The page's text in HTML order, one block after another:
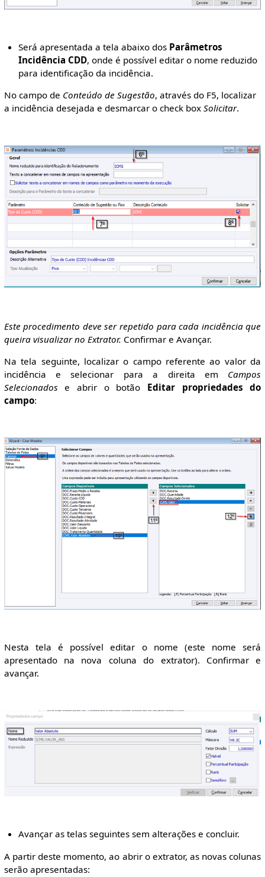
Será apresentada a tela abaixo dos Parâmetros
Incidência CDD, onde é possível editar o nome reduzido
para identificação da incidência.
No campo de Conteúdo de Sugestão, através do F5, localizar
a incidência desejada e desmarcar o check box Solicitar.
Este procedimento deve ser repetido para cada incidência que
queira visualizar no Extrator. Confirmar e Avançar.
Na tela seguinte, localizar o campo referente ao valor da
incidência e selecionar para a direita em Campos
Selecionados e abrir o botão Editar propriedades do
campo:
Nesta tela é possível editar o nome (este nome será
apresentado na nova coluna do extrator). Confirmar e
avançar.
Avançar as telas seguintes sem alterações e concluir.
A partir deste momento, ao abrir o extrator, as novas colunas
serão apresentadas: